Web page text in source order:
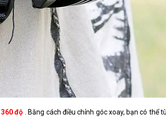
360 độ
. Bằng cách điều chỉnh góc xoay, bạn có